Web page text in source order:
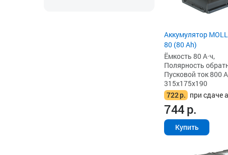
Аккумулятор
80 (80 Ah)
Ёмкость 80 А·ч,
Полярность
Пусковой ток 800
315x175x190
722р. при сдаче
744р.
Купить